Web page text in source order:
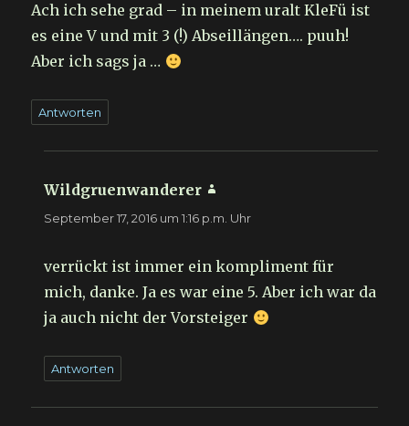
Ach ich sehe grad – in meinem uralt KleFü ist
es eine V und mit 3 (!) Abseillängen…. puuh!
Aber ich sags ja …
Antworten
Wildgruenwanderer
September 17, 2016 um 1:16 p.m. Uhr
verrückt ist immer ein kompliment für
mich, danke. Ja es war eine 5. Aber ich war da
ja auch nicht der Vorsteiger
Antworten